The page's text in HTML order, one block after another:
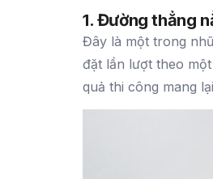
1. Đường thẳng
Đây là một trong
đặt lần lượt theo
quả thi công mang